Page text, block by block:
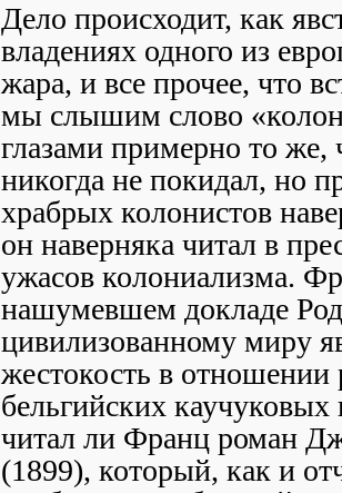
Дело происходит, как
владениях одного из
жара, и все прочее, что
мы слышим слово
глазами примерно то же,
никогда не покидал, но
храбрых колонистов
он наверняка читал в
ужасов колониализма.
нашумевшем докладе
цивилизованному миру
жестокость в отношении
бельгийских
читал ли Франц роман
(1899), который, как и